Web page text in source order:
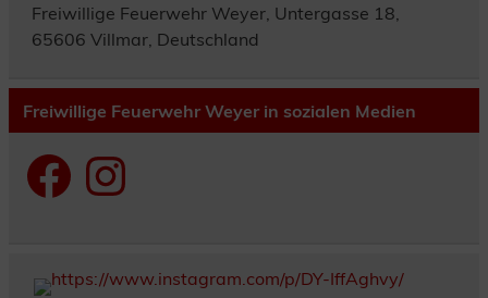
Freiwillige Feuerwehr Weyer, Untergasse 18,
65606 Villmar, Deutschland
Freiwillige Feuerwehr Weyer in sozialen Medien
FacebookInstagram